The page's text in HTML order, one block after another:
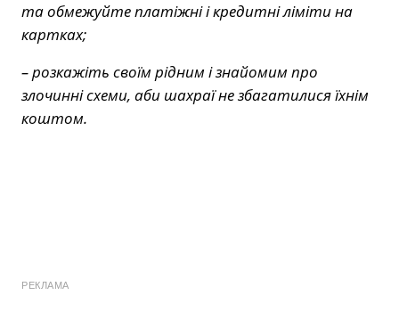
та обмежуйте платіжні і кредитні ліміти на
картках;
– розкажіть своїм рідним і знайомим про
злочинні схеми, аби шахраї не збагатилися їхнім
коштом.
РЕКЛАМА